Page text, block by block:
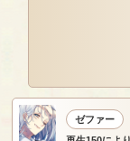
ゼファー